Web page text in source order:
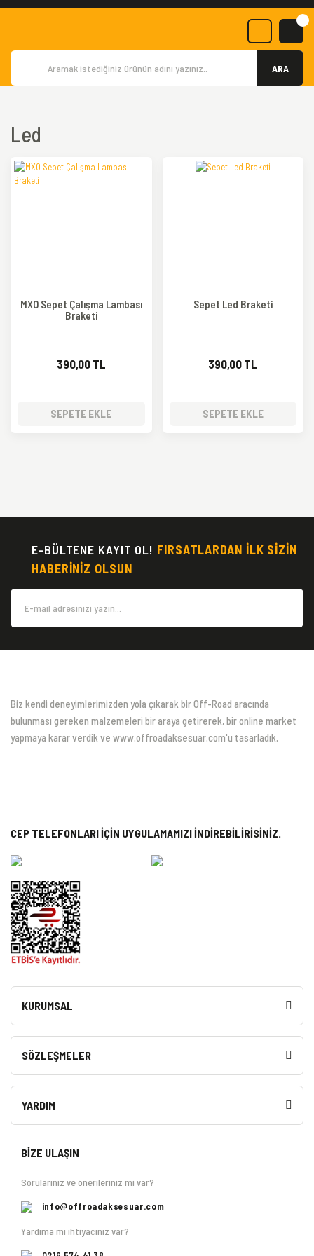
ARA
Led
MXO Sepet Çalışma Lambası
Braketi
390,00 TL
SEPETE EKLE
Sepet Led Braketi
390,00 TL
SEPETE EKLE
E-BÜLTENE KAYIT OL! FIRSATLARDAN İLK SİZİN
HABERİNİZ OLSUN
Biz kendi deneyimlerimizden yola çıkarak bir Off-Road aracında
bulunması gereken malzemeleri bir araya getirerek, bir online market
yapmaya karar verdik ve www.offroadaksesuar.com'u tasarladık.
CEP TELEFONLARI İÇİN UYGULAMAMIZI İNDİREBİLİRİSİNİZ.
KURUMSAL
SÖZLEŞMELER
YARDIM
BİZE ULAŞIN
Sorularınız ve önerileriniz mi var?
info@offroadaksesuar.com
Yardıma mı ihtiyacınız var?